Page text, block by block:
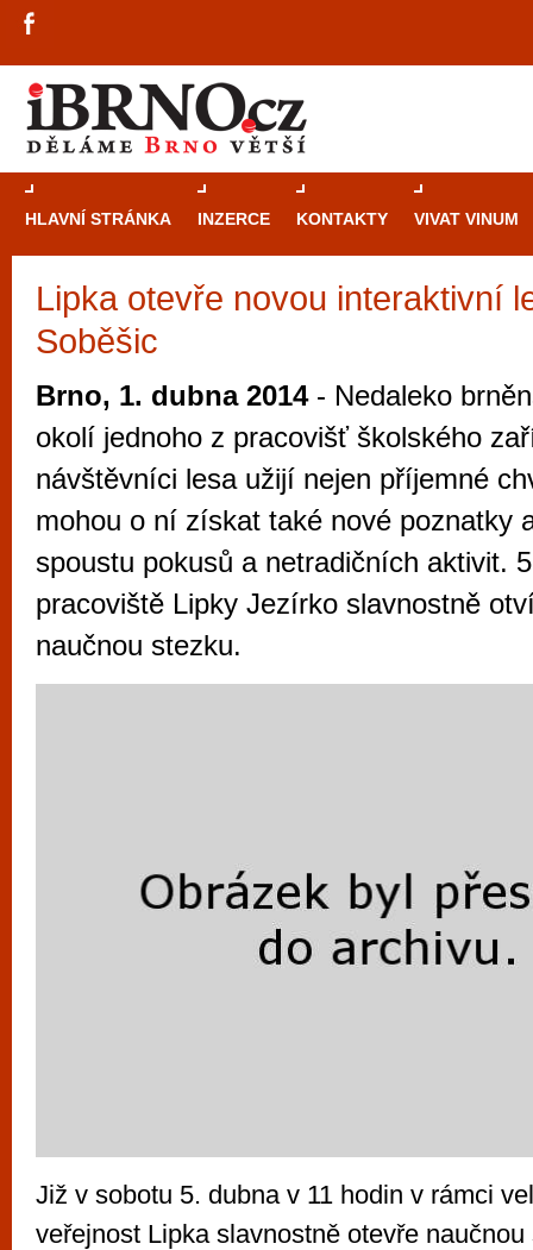
HLAVNÍ STRÁNKA INZERCE KONTAKTY VIVAT VINUM
Lipka otevře novou interaktivní
Soběšic
Brno, 1. dubna 2014- Nedaleko
okolí jednoho z pracovišť školského
návštěvníci lesa užijí nejen příjemné
mohou o ní získat také nové poznatky
spoustu pokusů a netradičních aktivit.
pracoviště Lipky Jezírko slavnostně
naučnou stezku.
Již v sobotu 5. dubna v 11 hodin v rámci
veřejnost Lipka slavnostně otevře
Průvodce
Brno je
zajímavé
restaurace,
Mimo jiné je ale také místem, kde si
vyzkoušet různé kasinové hry. V
metropoli naleznete širokou nabídku her
po moderní automaty jak pro pravidelné
příležitostné hráče. V...